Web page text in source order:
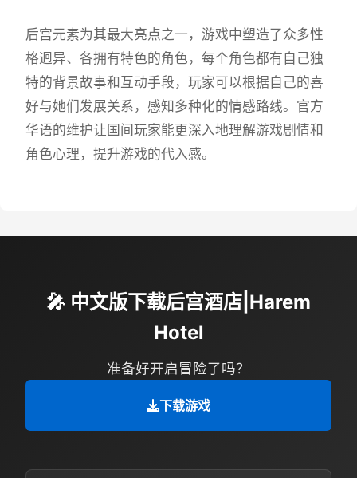
后宫元素为其最大亮点之一，游戏中塑造了众多性
格迥异、各拥有特色的角色，每个角色都有自己独
特的背景故事和互动手段，玩家可以根据自己的喜
好与她们发展关系，感知多种化的情感路线。官方
华语的维护让国间玩家能更深入地理解游戏剧情和
角色心理，提升游戏的代入感。
🎤 中文版下载后宫酒店|Harem
Hotel
准备好开启冒险了吗？
下载游戏